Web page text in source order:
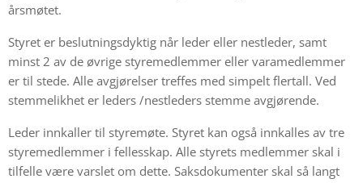
årsmøtet.
Styret er beslutningsdyktig når leder eller nestleder, samt
minst 2 av de øvrige styremedlemmer eller varamedlemmer
er til stede. Alle avgjørelser treffes med simpelt flertall. Ved
stemmelikhet er leders /nestleders stemme avgjørende.
Leder innkaller til styremøte. Styret kan også innkalles av tre
styremedlemmer i fellesskap. Alle styrets medlemmer skal i
tilfelle være varslet om dette. Saksdokumenter skal så langt